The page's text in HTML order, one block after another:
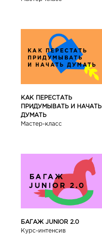
КАК ПЕРЕСТАТЬ
ПРИДУМЫВАТЬ И НАЧАТЬ
ДУМАТЬ
Мастер-класс
БАГАЖ JUNIOR 2.0
Курс-интенсив